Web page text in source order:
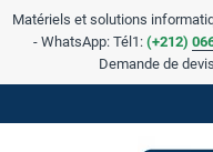
Matériels et solutions
- WhatsApp: Tél1: (+212)
Demande de